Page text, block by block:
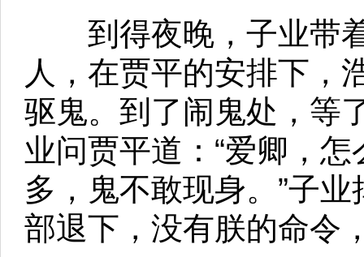
到得夜晚，子业带着
人，在贾平的安排下，
驱鬼。到了闹鬼处，等
业问贾平道：“爱卿，
多，鬼不敢现身。”子
部退下，没有朕的命令